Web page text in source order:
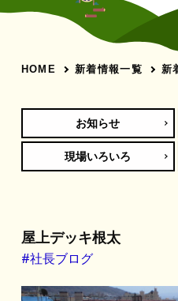
HOME 新着情報一覧 新
お知らせ
現場いろいろ
屋上デッキ根太
#社長ブログ